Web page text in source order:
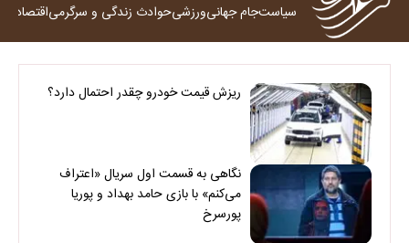
سیاستجام جهانیورزشیحوادث زندگی و سرگرمیاقتصاد
ریزش قیمت خودرو چقدر احتمال دارد؟
نگاهی به قسمت اول سریال «اعتراف
می‌کنم» با بازی حامد بهداد و پوریا
پورسرخ